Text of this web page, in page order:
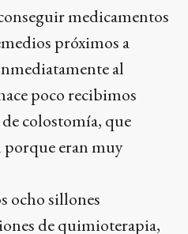
medicamentos
próximos a
al
poco recibimos
colostomía, que
porque eran muy
ocho sillones
de quimioterapia,